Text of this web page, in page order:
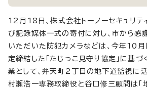
12月18日、株式会社トーノーセキュリテ
び記録媒体一式の寄付に対し、市から感
いただいた防犯カメラなどは、今年10
定締結した「たじっこ見守り協定」に基
業として、弁天町2丁目の地下道監視に活
村瀬浩一専務取締役と谷口修三顧問は「